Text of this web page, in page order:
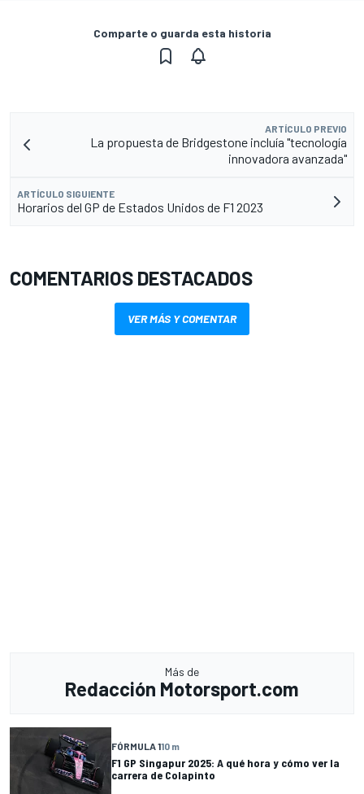
Comparte o guarda esta historia
ARTÍCULO PREVIO
La propuesta de Bridgestone incluía "tecnología
innovadora avanzada"
ARTÍCULO SIGUIENTE
Horarios del GP de Estados Unidos de F1 2023
COMENTARIOS DESTACADOS
VER MÁS Y COMENTAR
Más de
Redacción Motorsport.com
FÓRMULA 110 m
F1 GP Singapur 2025: A qué hora y cómo ver la
carrera de Colapinto